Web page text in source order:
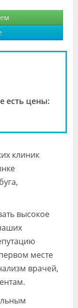
есть цены:
клиник
высокое
месте
врачей,